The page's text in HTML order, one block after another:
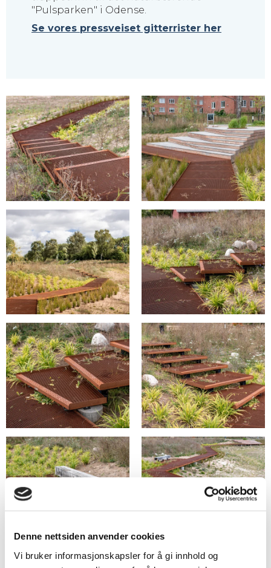
Denne nettsiden anvender cookies
Vi bruker informasjonskapsler for å gi innhold og
"Pulsparken" i Odense.
Se vores pressveiset gitterrister her